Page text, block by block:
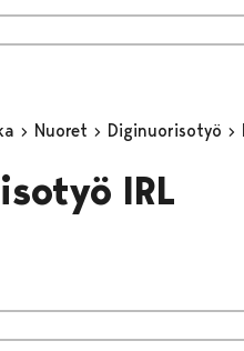
Nuoret Diginuorisotyö
IRL